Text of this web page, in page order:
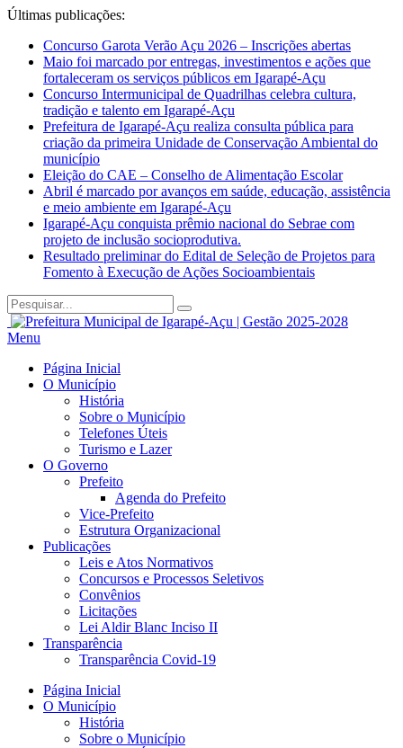
Últimas publicações:
Concurso Garota Verão Açu 2026 – Inscrições abertas
Maio foi marcado por entregas, investimentos e ações que
fortaleceram os serviços públicos em Igarapé-Açu
Concurso Intermunicipal de Quadrilhas celebra cultura,
tradição e talento em Igarapé-Açu
Prefeitura de Igarapé-Açu realiza consulta pública para
criação da primeira Unidade de Conservação Ambiental do
município
Eleição do CAE – Conselho de Alimentação Escolar
Abril é marcado por avanços em saúde, educação, assistência
e meio ambiente em Igarapé-Açu
Igarapé-Açu conquista prêmio nacional do Sebrae com
projeto de inclusão socioprodutiva.
Resultado preliminar do Edital de Seleção de Projetos para
Fomento à Execução de Ações Socioambientais
Menu
Página Inicial
O Município
História
Sobre o Município
Telefones Úteis
Turismo e Lazer
O Governo
Prefeito
Agenda do Prefeito
Vice-Prefeito
Estrutura Organizacional
Publicações
Leis e Atos Normativos
Concursos e Processos Seletivos
Convênios
Licitações
Lei Aldir Blanc Inciso II
Transparência
Transparência Covid-19
Página Inicial
O Município
História
Sobre o Município